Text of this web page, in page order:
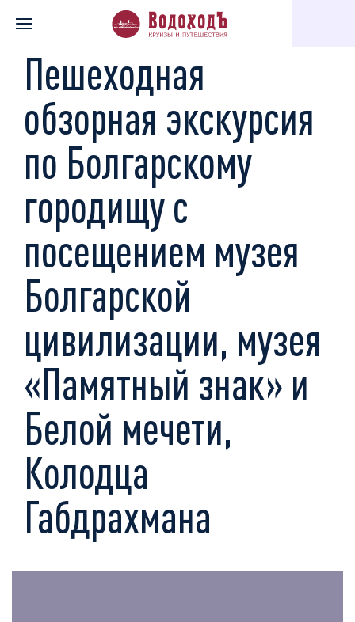
Главная Каталог экскурсий Музеи, галереи, театры
Пешеходная
обзорная экскурсия
по Болгарскому
городищу с
посещением музея
Болгарской
цивилизации, музея
«Памятный знак» и
Белой мечети,
Колодца
Габдрахмана